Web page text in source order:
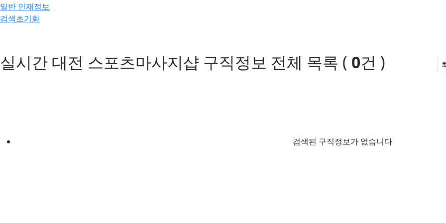
일반 인재정보
검색초기화
실시간 대전 스포츠마사지샵 구직정보 전체 목록 ( 0건 )
검색된 구직정보가 없습니다